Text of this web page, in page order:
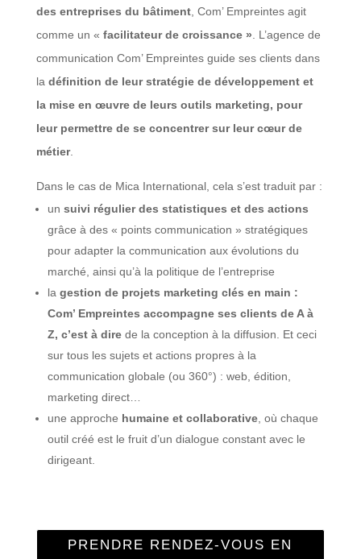
des entreprises du bâtiment, Com’ Empreintes agit
comme un « facilitateur de croissance ». L’agence de
communication Com’ Empreintes guide ses clients dans
la définition de leur stratégie de développement et
la mise en œuvre de leurs outils marketing, pour
leur permettre de se concentrer sur leur cœur de
métier.
Dans le cas de Mica International, cela s’est traduit par :
un suivi régulier des statistiques et des actions
grâce à des « points communication » stratégiques
pour adapter la communication aux évolutions du
marché, ainsi qu’à la politique de l’entreprise
la gestion de projets marketing clés en main :
Com’ Empreintes accompagne ses clients de A à
Z, c’est à dire de la conception à la diffusion. Et ceci
sur tous les sujets et actions propres à la
communication globale (ou 360°) : web, édition,
marketing direct…
une approche humaine et collaborative, où chaque
outil créé est le fruit d’un dialogue constant avec le
dirigeant.
PRENDRE RENDEZ-VOUS EN